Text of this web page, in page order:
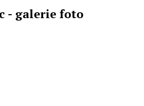
- galerie foto